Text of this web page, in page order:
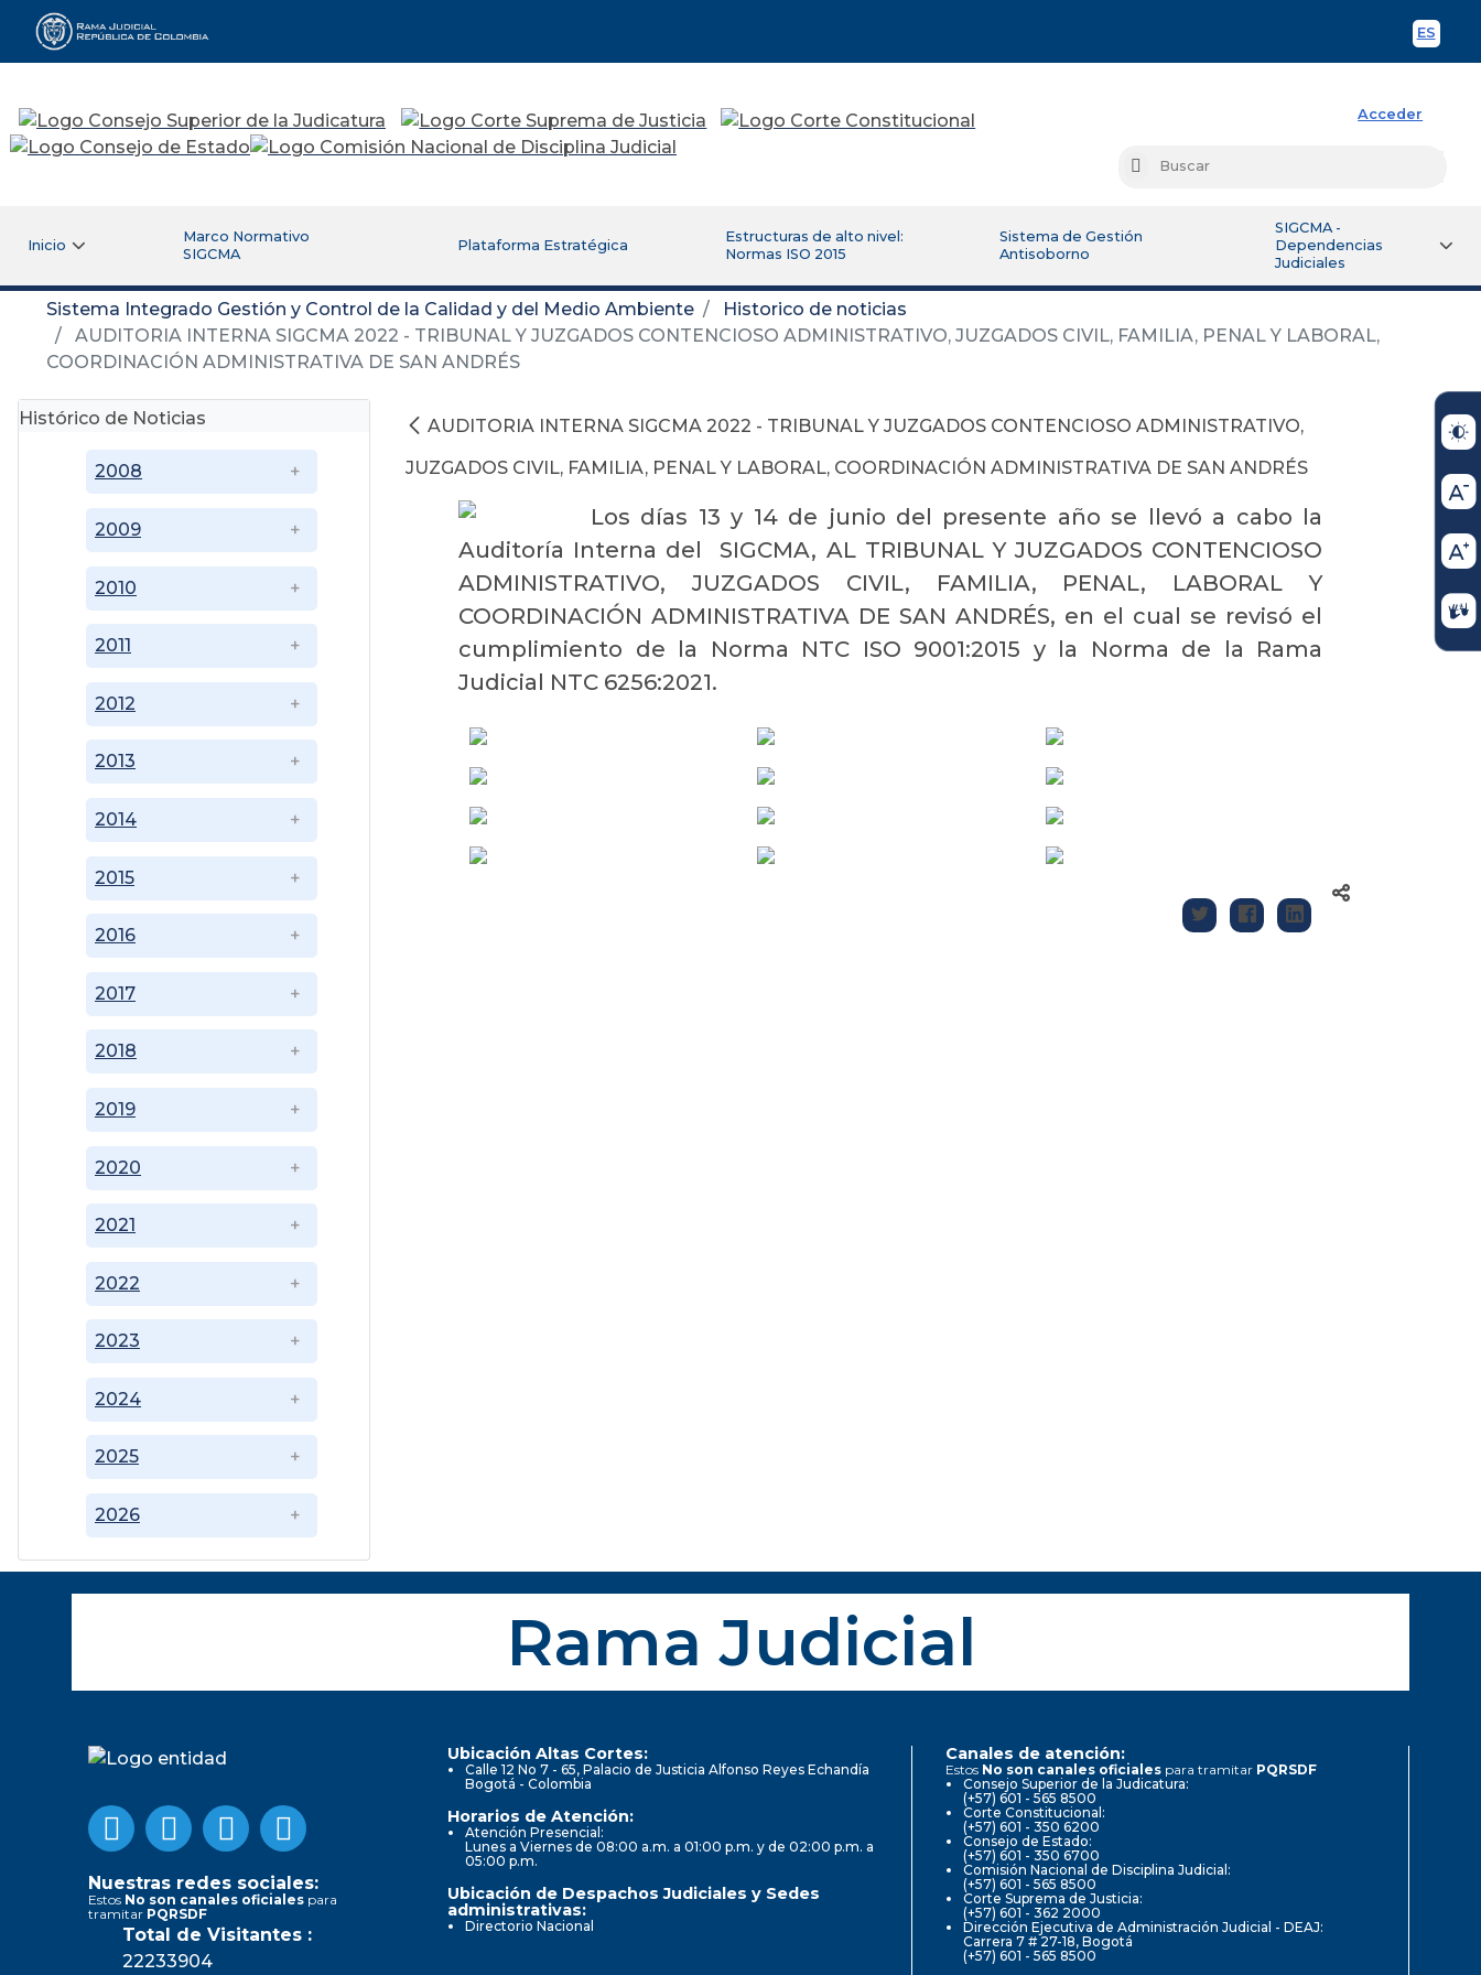
ES
Rama Judicial
Acceder
Buscar
Inicio
Marco Normativo
SIGCMA
Plataforma Estratégica
Estructuras de alto nivel:
Normas ISO 2015
Sistema de Gestión
Antisoborno
SIGCMA -
Dependencias
Judiciales
Sistema Integrado Gestión y Control de la Calidad y del Medio Ambiente
Historico de noticias
AUDITORIA INTERNA SIGCMA 2022 - TRIBUNAL Y JUZGADOS CONTENCIOSO ADMINISTRATIVO, JUZGADOS CIVIL, FAMILIA, PENAL Y LABORAL,
COORDINACIÓN ADMINISTRATIVA DE SAN ANDRÉS
Histórico de Noticias
2008
2009
2010
2011
2012
2013
2014
2015
2016
2017
2018
2019
2020
2021
2022
2023
2024
2025
2026
AUDITORIA INTERNA SIGCMA 2022 - TRIBUNAL Y JUZGADOS CONTENCIOSO ADMINISTRATIVO,
JUZGADOS CIVIL, FAMILIA, PENAL Y LABORAL, COORDINACIÓN ADMINISTRATIVA DE SAN ANDRÉS
Los días 13 y 14 de junio del presente año se llevó a cabo la
Auditoría Interna del SIGCMA, AL TRIBUNAL Y JUZGADOS CONTENCIOSO
ADMINISTRATIVO, JUZGADOS CIVIL, FAMILIA, PENAL, LABORAL Y
COORDINACIÓN ADMINISTRATIVA DE SAN ANDRÉS, en el cual se revisó el
cumplimiento de la Norma NTC ISO 9001:2015 y la Norma de la Rama
Judicial NTC 6256:2021.
Rama Judicial
Nuestras redes sociales:
Estos No son canales oficiales para
tramitar PQRSDF
Total de Visitantes :
22233904
Ubicación Altas Cortes:
Calle 12 No 7 - 65, Palacio de Justicia Alfonso Reyes Echandía
Bogotá - Colombia
Horarios de Atención:
Atención Presencial:
Lunes a Viernes de 08:00 a.m. a 01:00 p.m. y de 02:00 p.m. a
05:00 p.m.
Ubicación de Despachos Judiciales y Sedes
administrativas:
Directorio Nacional
Canales de atención:
Estos No son canales oficiales para tramitar PQRSDF
Consejo Superior de la Judicatura:
(+57) 601 - 565 8500
Corte Constitucional:
(+57) 601 - 350 6200
Consejo de Estado:
(+57) 601 - 350 6700
Comisión Nacional de Disciplina Judicial:
(+57) 601 - 565 8500
Corte Suprema de Justicia:
(+57) 601 - 362 2000
Dirección Ejecutiva de Administración Judicial - DEAJ:
Carrera 7 # 27-18, Bogotá
(+57) 601 - 565 8500